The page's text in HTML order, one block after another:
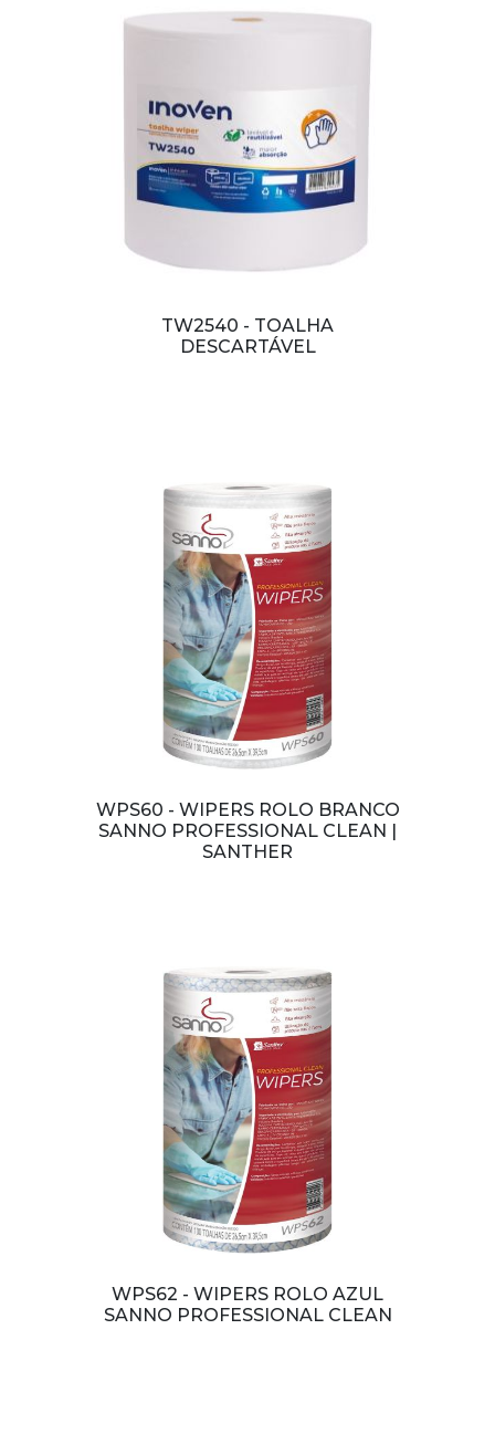
TW2540 - TOALHA
DESCARTÁVEL
WPS60 - WIPERS ROLO BRANCO
SANNO PROFESSIONAL CLEAN |
SANTHER
WPS62 - WIPERS ROLO AZUL
SANNO PROFESSIONAL CLEAN